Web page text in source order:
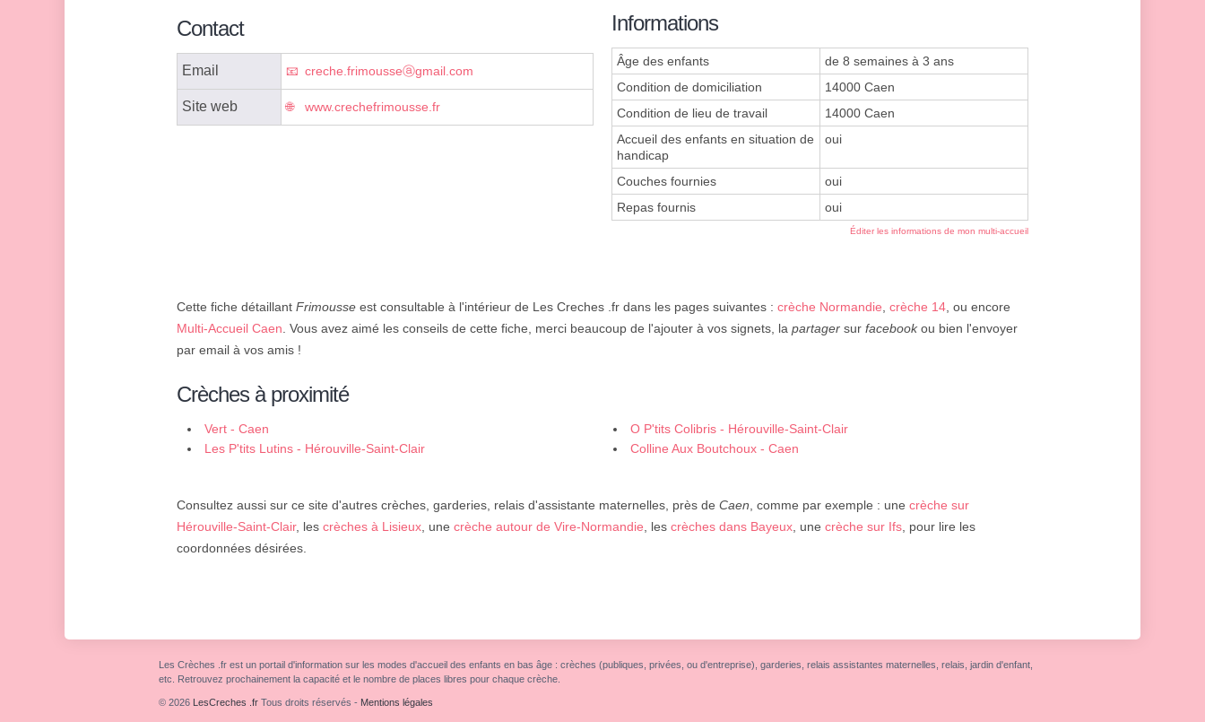
Contact
Email creche.frimousseⓐgmail.com
Site web www.crechefrimousse.fr
Informations
Âge des enfants
de 8 semaines à 3 ans
Condition de domiciliation
14000 Caen
Condition de lieu de travail
14000 Caen
Accueil des enfants en situation de
handicap
oui
Couches fournies
oui
Repas fournis
oui
Éditer les informations de mon multi-accueil
Cette fiche détaillant Frimousse est consultable à l'intérieur de Les Creches .fr dans les pages suivantes : crèche Normandie, crèche 14, ou encore
Multi-Accueil Caen. Vous avez aimé les conseils de cette fiche, merci beaucoup de l'ajouter à vos signets, la partager sur facebookou bien l'envoyer
par email à vos amis !
Crèches à proximité
Vert - Caen
O P'tits Colibris - Hérouville-Saint-Clair
Les P'tits Lutins - Hérouville-Saint-Clair
Colline Aux Boutchoux - Caen
Consultez aussi sur ce site d'autres crèches, garderies, relais d'assistante maternelles, près de Caen, comme par exemple : une crèche sur
Hérouville-Saint-Clair, les crèches à Lisieux, une crèche autour de Vire-Normandie, les crèches dans Bayeux, une crèche sur Ifs, pour lire les
coordonnées désirées.
Les Crèches .fr est un portail d'information sur les modes d'accueil des enfants en bas âge : crèches (publiques, privées, ou d'entreprise), garderies, relais assistantes maternelles, relais, jardin d'enfant,
etc. Retrouvez prochainement la capacité et le nombre de places libres pour chaque crèche.
© 2026 LesCreches .fr Tous droits réservés - Mentions légales